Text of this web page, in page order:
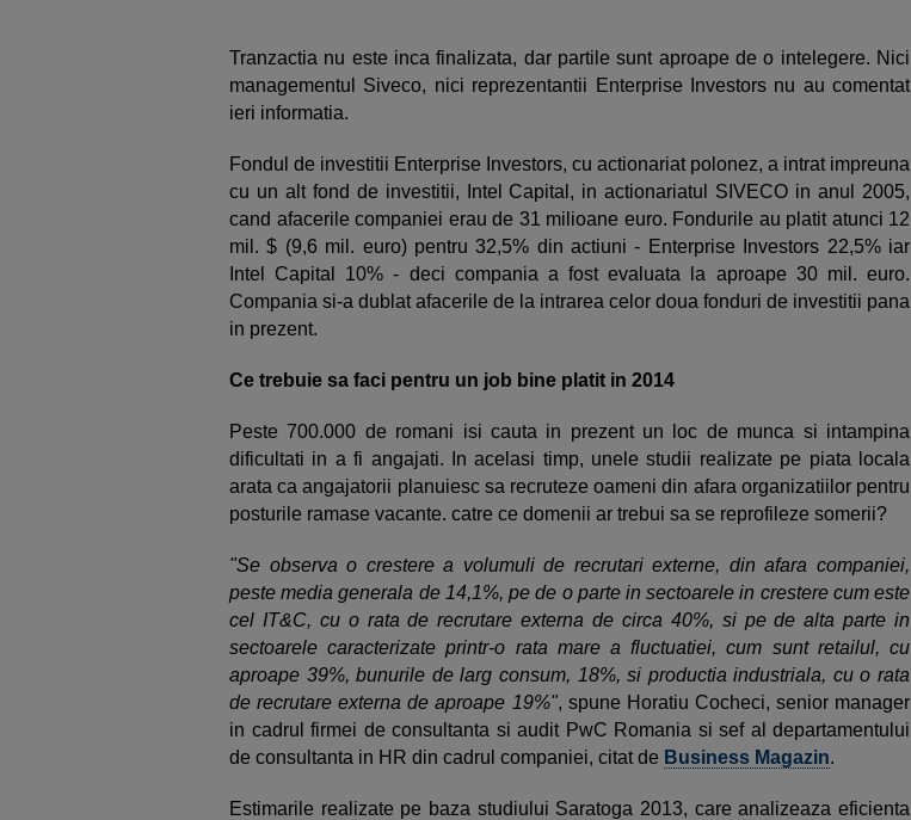
Tranzactia nu este inca finalizata, dar partile sunt aproape de o intelegere. Nici
managementul Siveco, nici reprezentantii Enterprise Investors nu au comentat
ieri informatia.
Fondul de investitii Enterprise Investors, cu actionariat polonez, a intrat impreuna
cu un alt fond de investitii, Intel Capital, in actionariatul SIVECO in anul 2005,
cand afacerile companiei erau de 31 milioane euro. Fondurile au platit atunci 12
mil. $ (9,6 mil. euro) pentru 32,5% din actiuni - Enterprise Investors 22,5% iar
Intel Capital 10% - deci compania a fost evaluata la aproape 30 mil. euro.
Compania si-a dublat afacerile de la intrarea celor doua fonduri de investitii pana
in prezent.
Ce trebuie sa faci pentru un job bine platit in 2014
Peste 700.000 de romani isi cauta in prezent un loc de munca si intampina
dificultati in a fi angajati. In acelasi timp, unele studii realizate pe piata locala
arata ca angajatorii planuiesc sa recruteze oameni din afara organizatiilor pentru
posturile ramase vacante. catre ce domenii ar trebui sa se reprofileze somerii?
"Se observa o crestere a volumuli de recrutari externe, din afara companiei,
peste media generala de 14,1%, pe de o parte in sectoarele in crestere cum este
cel IT&C, cu o rata de recrutare externa de circa 40%, si pe de alta parte in
sectoarele caracterizate printr-o rata mare a fluctuatiei, cum sunt retailul, cu
aproape 39%, bunurile de larg consum, 18%, si productia industriala, cu o rata
de recrutare externa de aproape 19%", spune Horatiu Cocheci, senior manager
in cadrul firmei de consultanta si audit PwC Romania si sef al departamentului
de consultanta in HR din cadrul companiei, citat de Business Magazin.
Estimarile realizate pe baza studiului Saratoga 2013, care analizeaza eficienta